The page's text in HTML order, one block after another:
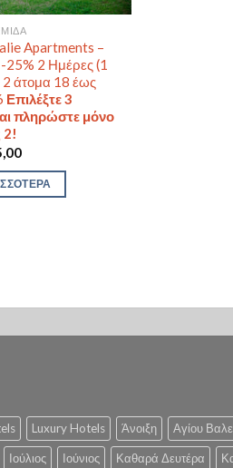
Apartments –
25% 2 Ημέρες (1
2 άτομα 18 έως
Επιλέξτε 3
πληρώστε μόνο
2!
Luxury Hotels Άνοιξη Αγίου
Ιούλιος Ιούνιος Καθαρά Δευτέρα